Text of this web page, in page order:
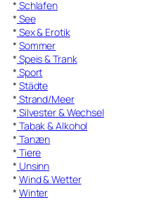
* Schlafen
* See
* Sex & Erotik
* Sommer
* Speis & Trank
* Sport
* Städte
* Strand/Meer
* Silvester & Wechsel
* Tabak & Alkohol
* Tanzen
* Tiere
* Unsinn
* Wind & Wetter
* Winter